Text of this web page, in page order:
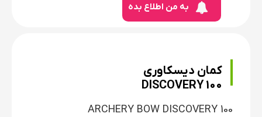
به من اطلاع بده
کمان دیسکاوری
DISCOVERY 100
ARCHERY BOW DISCOVERY 100